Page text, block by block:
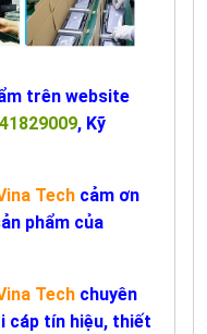
trên website
, Kỹ
Tech cảm ơn
phẩm của
Tech chuyên
cáp tín hiệu, thiết